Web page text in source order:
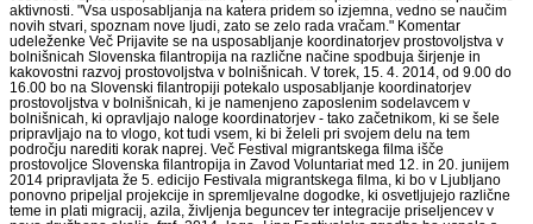
aktivnosti. "Vsa usposabljanja na katera pridem so izjemna, vedno se naučim
novih stvari, spoznam nove ljudi, zato se zelo rada vračam." Komentar
udeleženke Več Prijavite se na usposabljanje koordinatorjev prostovoljstva v
bolnišnicah Slovenska filantropija na različne načine spodbuja širjenje in
kakovostni razvoj prostovoljstva v bolnišnicah. V torek, 15. 4. 2014, od 9.00 do
16.00 bo na Slovenski filantropiji potekalo usposabljanje koordinatorjev
prostovoljstva v bolnišnicah, ki je namenjeno zaposlenim sodelavcem v
bolnišnicah, ki opravljajo naloge koordinatorjev - tako začetnikom, ki se šele
pripravljajo na to vlogo, kot tudi vsem, ki bi želeli pri svojem delu na tem
področju narediti korak naprej. Več Festival migrantskega filma išče
prostovoljce Slovenska filantropija in Zavod Voluntariat med 12. in 20. junijem
2014 pripravljata že 5. edicijo Festivala migrantskega filma, ki bo v Ljubljano
ponovno pripeljal projekcije in spremljevalne dogodke, ki osvetljujejo različne
teme in plati migracij, azila, življenja beguncev ter integracije priseljencev v